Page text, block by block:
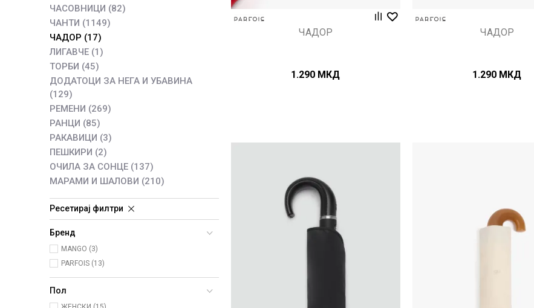
ЧАСОВНИЦИ (82)
ЧАНТИ (1149)
ЧАДОР (17)
ЛИГАВЧЕ (1)
ТОРБИ (45)
ДОДАТОЦИ ЗА НЕГА И УБАВИНА
(129)
РЕМЕНИ (269)
РАНЦИ (85)
РАКАВИЦИ (3)
ПЕШКИРИ (2)
ОЧИЛА ЗА СОНЦЕ (137)
МАРАМИ И ШАЛОВИ (210)
Ресетирај филтри
Бренд
MANGO (3)
PARFOIS (13)
Пол
ЧАДОР
1.290 МКД
ЧАДОР
1.290 МКД